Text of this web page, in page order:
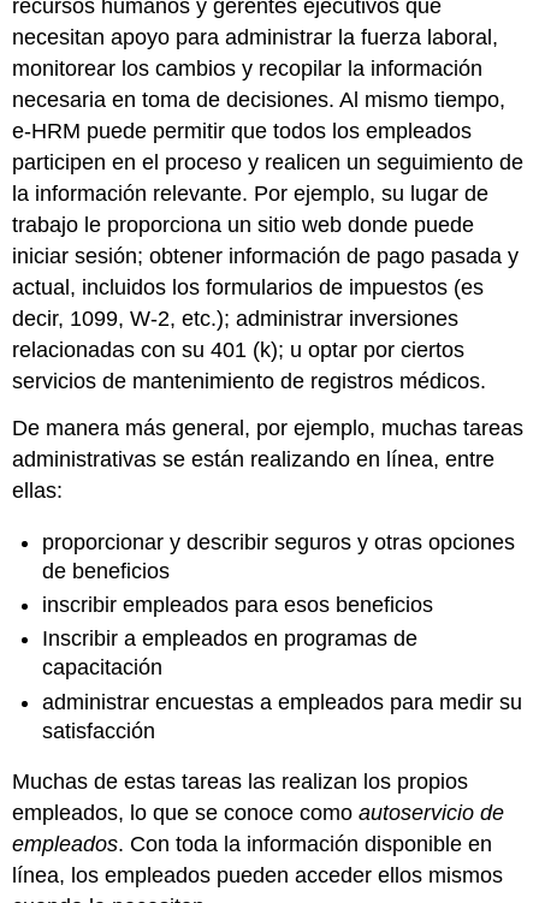
recursos humanos y gerentes ejecutivos que
necesitan apoyo para administrar la fuerza laboral,
monitorear los cambios y recopilar la información
necesaria en toma de decisiones. Al mismo tiempo,
e-HRM puede permitir que todos los empleados
participen en el proceso y realicen un seguimiento de
la información relevante. Por ejemplo, su lugar de
trabajo le proporciona un sitio web donde puede
iniciar sesión; obtener información de pago pasada y
actual, incluidos los formularios de impuestos (es
decir, 1099, W-2, etc.); administrar inversiones
relacionadas con su 401 (k); u optar por ciertos
servicios de mantenimiento de registros médicos.
De manera más general, por ejemplo, muchas tareas
administrativas se están realizando en línea, entre
ellas:
proporcionar y describir seguros y otras opciones
de beneficios
inscribir empleados para esos beneficios
Inscribir a empleados en programas de
capacitación
administrar encuestas a empleados para medir su
satisfacción
Muchas de estas tareas las realizan los propios
empleados, lo que se conoce comoautoservicio de
empleados. Con toda la información disponible en
línea, los empleados pueden acceder ellos mismos